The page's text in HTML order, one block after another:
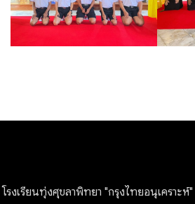
โรงเรียนทุ่งศุขลาพิทยา "กรุงไทยอนุเคราะห์"